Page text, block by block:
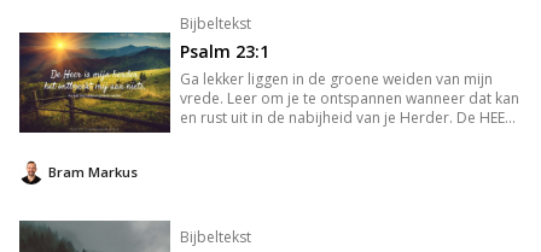
Bijbeltekst
Psalm 23:1
Ga lekker liggen in de groene weiden van mijn
vrede. Leer om je te ontspannen wanneer dat kan
en rust uit in de nabijheid van je Herder. De HEER
Bram Markus
Bijbeltekst